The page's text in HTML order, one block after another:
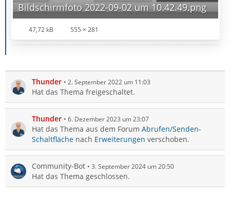
Bildschirmfoto 2022-09-02 um 10.42.49.png
47,72 kB 555 × 281
Thunder 2. September 2022 um 11:03
Hat das Thema freigeschaltet.
Thunder 6. Dezember 2023 um 23:07
Hat das Thema aus dem Forum Abrufen/Senden-
Schaltfläche nach Erweiterungen verschoben.
Community-Bot 3. September 2024 um 20:50
Hat das Thema geschlossen.